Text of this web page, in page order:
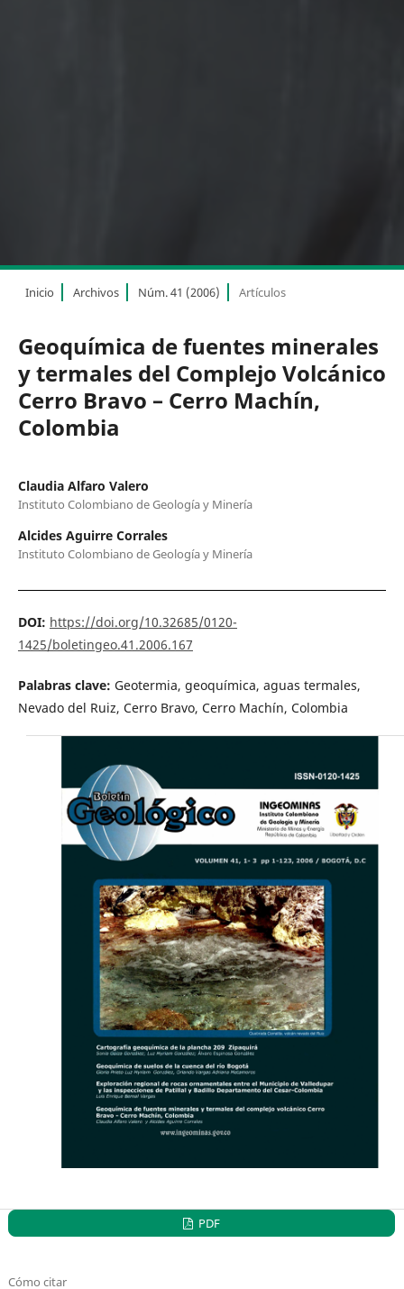
Inicio Archivos Núm. 41 (2006) Artículos
Geoquímica de fuentes minerales
y termales del Complejo Volcánico
Cerro Bravo – Cerro Machín,
Colombia
Claudia Alfaro Valero
Instituto Colombiano de Geología y Minería
Alcides Aguirre Corrales
Instituto Colombiano de Geología y Minería
DOI: https://doi.org/10.32685/0120-
1425/boletingeo.41.2006.167
Palabras clave: Geotermia, geoquímica, aguas termales,
Nevado del Ruiz, Cerro Bravo, Cerro Machín, Colombia
PDF
Cómo citar